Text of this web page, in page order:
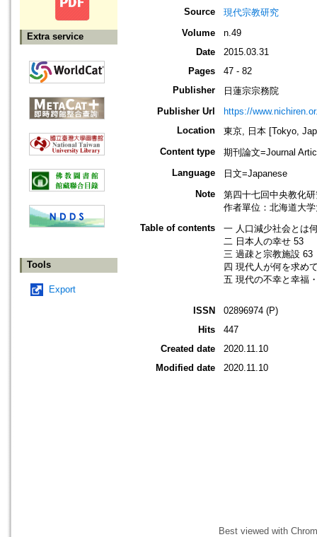
Extra service
Tools
Export
Source
現代宗教研究
Volume
n.49
Date
2015.03.31
Pages
47 - 82
Publisher
日蓮宗宗務院
Publisher Url
https://
Location
東京, 日本 [Tokyo,
Content type
期刊論文=Journal
Language
日文=Japanese
Note
第四十七回中央教化
作者單位：北海道大
Table of contents
一 人口減少社会とは
二 日本人の幸せ 53
三 過疎と宗教施設 63
四 現代人が何を求め
五 現代の不幸と幸福
ISSN
02896974 (P)
Hits
447
Created date
2020.11.10
Modified date
2020.11.10
Best viewed with